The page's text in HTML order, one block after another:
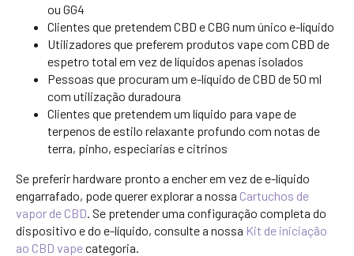
ou GG4
Clientes que pretendem CBD e CBG num único e-líquido
Utilizadores que preferem produtos vape com CBD de
espetro total em vez de líquidos apenas isolados
Pessoas que procuram um e-líquido de CBD de 50 ml
com utilização duradoura
Clientes que pretendem um líquido para vape de
terpenos de estilo relaxante profundo com notas de
terra, pinho, especiarias e citrinos
Se preferir hardware pronto a encher em vez de e-líquido
engarrafado, pode querer explorar a nossa Cartuchos de
vapor de CBD . Se pretender uma configuração completa do
dispositivo e do e-líquido, consulte a nossa Kit de iniciação
ao CBD vapecategoria.